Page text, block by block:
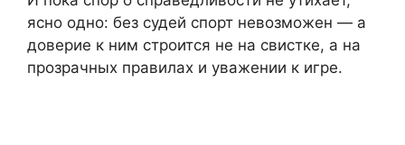
ясно одно: без судей спорт невозможен — а
доверие к ним строится не на свистке, а на
прозрачных правилах и уважении к игре.